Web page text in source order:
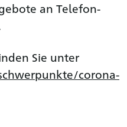
an Telefon-
Sie unter
corona-